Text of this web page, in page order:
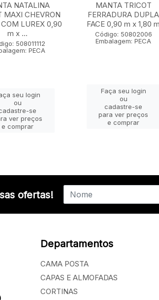
NATALINA
MAXI CHEVRON
COM LUREX 0,90
m x ...
508011112
PECA
seu login
ou
se
ver preços
e comprar
MANTA TRICOT
FERRADURA DUPLA
FACE 0,90 m x 1,80 m
Código: 50802006
Embalagem: PECA
Faça seu login
ou
cadastre-se
para ver preços
e comprar
ofertas!
Departamentos
CAMA POSTA
CAPAS E ALMOFADAS
CORTINAS